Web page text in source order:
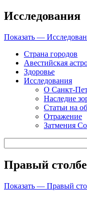
Исследования
Показать —
Страна городов
Авестийская
Здоровье
Исследования
О Санкт-
Наследие
Cтатьи на
Отражение
Затмения
Правый
Показать — Правый